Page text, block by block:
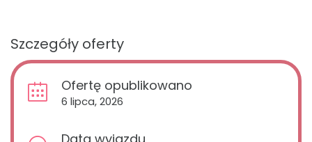
Szczegóły oferty
Ofertę opublikowano
6 lipca, 2026
Data wyjazdu